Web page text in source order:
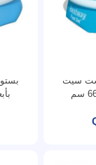
سيت
بأبعاد